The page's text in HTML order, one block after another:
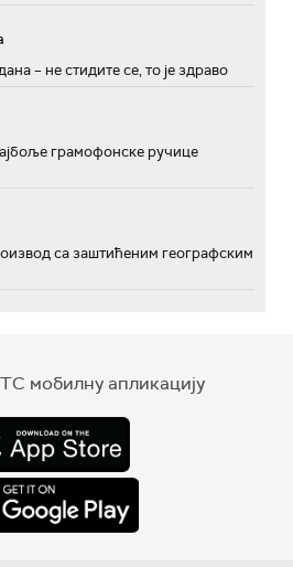
– не стидите се, то је здраво
грамофонске ручице
са заштићеним географским
мобилну апликацију